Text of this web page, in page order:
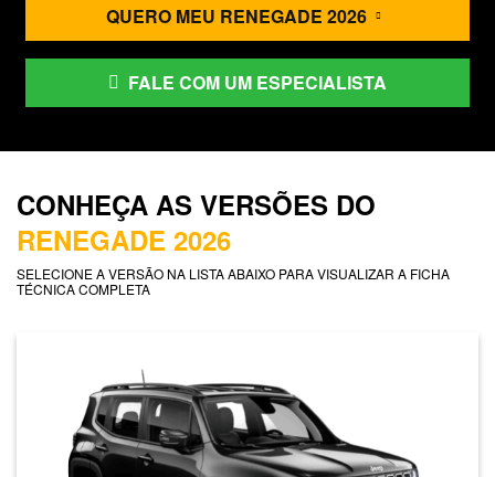
QUERO MEU RENEGADE 2026
FALE COM UM ESPECIALISTA
CONHEÇA AS VERSÕES DO
RENEGADE 2026
SELECIONE A VERSÃO NA LISTA ABAIXO PARA VISUALIZAR A FICHA
TÉCNICA COMPLETA